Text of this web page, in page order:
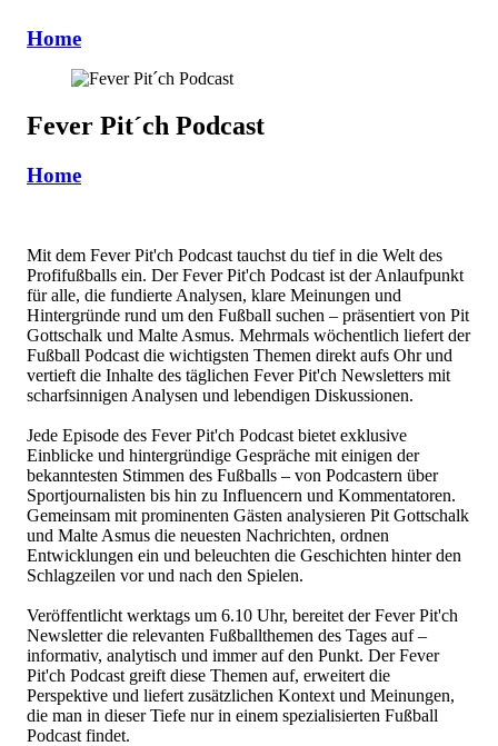
Home
Fever Pit´ch Podcast
Home
Mit dem Fever Pit'ch Podcast tauchst du tief in die Welt des
Profifußballs ein. Der Fever Pit'ch Podcast ist der Anlaufpunkt
für alle, die fundierte Analysen, klare Meinungen und
Hintergründe rund um den Fußball suchen – präsentiert von Pit
Gottschalk und Malte Asmus. Mehrmals wöchentlich liefert der
Fußball Podcast die wichtigsten Themen direkt aufs Ohr und
vertieft die Inhalte des täglichen Fever Pit'ch Newsletters mit
scharfsinnigen Analysen und lebendigen Diskussionen.
Jede Episode des Fever Pit'ch Podcast bietet exklusive
Einblicke und hintergründige Gespräche mit einigen der
bekanntesten Stimmen des Fußballs – von Podcastern über
Sportjournalisten bis hin zu Influencern und Kommentatoren.
Gemeinsam mit prominenten Gästen analysieren Pit Gottschalk
und Malte Asmus die neuesten Nachrichten, ordnen
Entwicklungen ein und beleuchten die Geschichten hinter den
Schlagzeilen vor und nach den Spielen.
Veröffentlicht werktags um 6.10 Uhr, bereitet der Fever Pit'ch
Newsletter die relevanten Fußballthemen des Tages auf –
informativ, analytisch und immer auf den Punkt. Der Fever
Pit'ch Podcast greift diese Themen auf, erweitert die
Perspektive und liefert zusätzlichen Kontext und Meinungen,
die man in dieser Tiefe nur in einem spezialisierten Fußball
Podcast findet.